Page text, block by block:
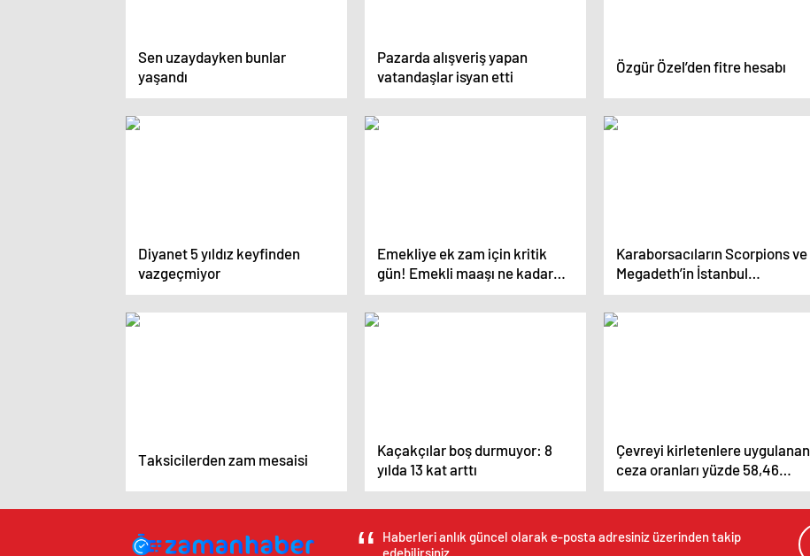
Sen uzaydayken bunlar
yaşandı
Pazarda alışveriş yapan
vatandaşlar isyan etti
Özgür Özel’den fitre hesabı
Diyanet 5 yıldız keyfinden
vazgeçmiyor
Emekliye ek zam için kritik
gün! Emekli maaşı ne kadar
olacak?
Karaborsacıların Scorpions ve
Megadeth’in İstanbul
konserleri fırsatçılığı
Taksicilerden zam mesaisi
Kaçakçılar boş durmuyor: 8
yılda 13 kat arttı
Çevreyi kirletenlere uygulanan
ceza oranları yüzde 58,46
artırıldı
Haberleri anlık güncel olarak e-posta adresiniz üzerinden takip
edebilirsiniz.